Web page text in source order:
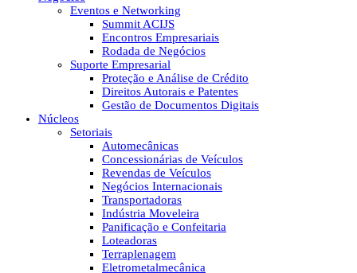
Eventos e Networking
Summit ACIJS
Encontros Empresariais
Rodada de Negócios
Suporte Empresarial
Proteção e Análise de Crédito
Direitos Autorais e Patentes
Gestão de Documentos Digitais
Núcleos
Setoriais
Automecânicas
Concessionárias de Veículos
Revendas de Veículos
Negócios Internacionais
Transportadoras
Indústria Moveleira
Panificação e Confeitaria
Loteadoras
Terraplenagem
Eletrometalmecânica